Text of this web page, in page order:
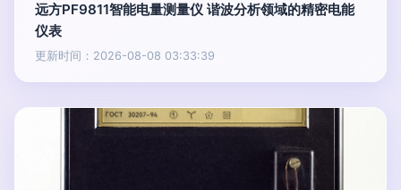
远方PF9811智能电量测量仪 谐波分析领域的精密电能
仪表
更新时间：2026-08-08 03:33:39